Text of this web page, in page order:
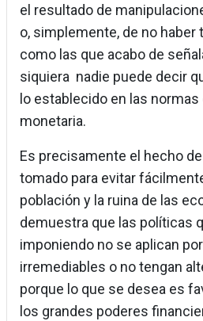
el resultado de
o, simplemente, de no haber
como las que acabo de
siquiera nadie puede decir
lo establecido en las
monetaria.
Es precisamente el hecho
tomado para evitar
población y la ruina de las
demuestra que las políticas
imponiendo no se aplican
irremediables o no tengan
porque lo que se desea es
los grandes poderes